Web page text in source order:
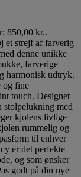
850,00 kr..